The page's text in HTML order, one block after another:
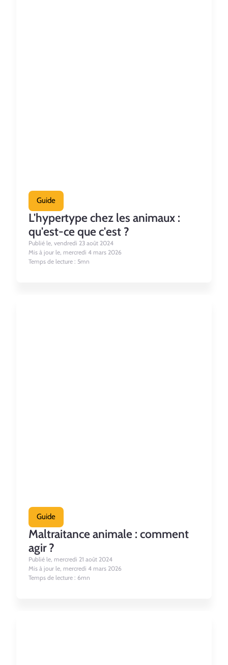
Guide
L'hypertype chez les animaux :
qu'est-ce que c'est ?
Publié le, vendredi 23 août 2024
Mis à jour le, mercredi 4 mars 2026
Temps de lecture : 5mn
Guide
Maltraitance animale : comment
agir ?
Publié le, mercredi 21 août 2024
Mis à jour le, mercredi 4 mars 2026
Temps de lecture : 6mn